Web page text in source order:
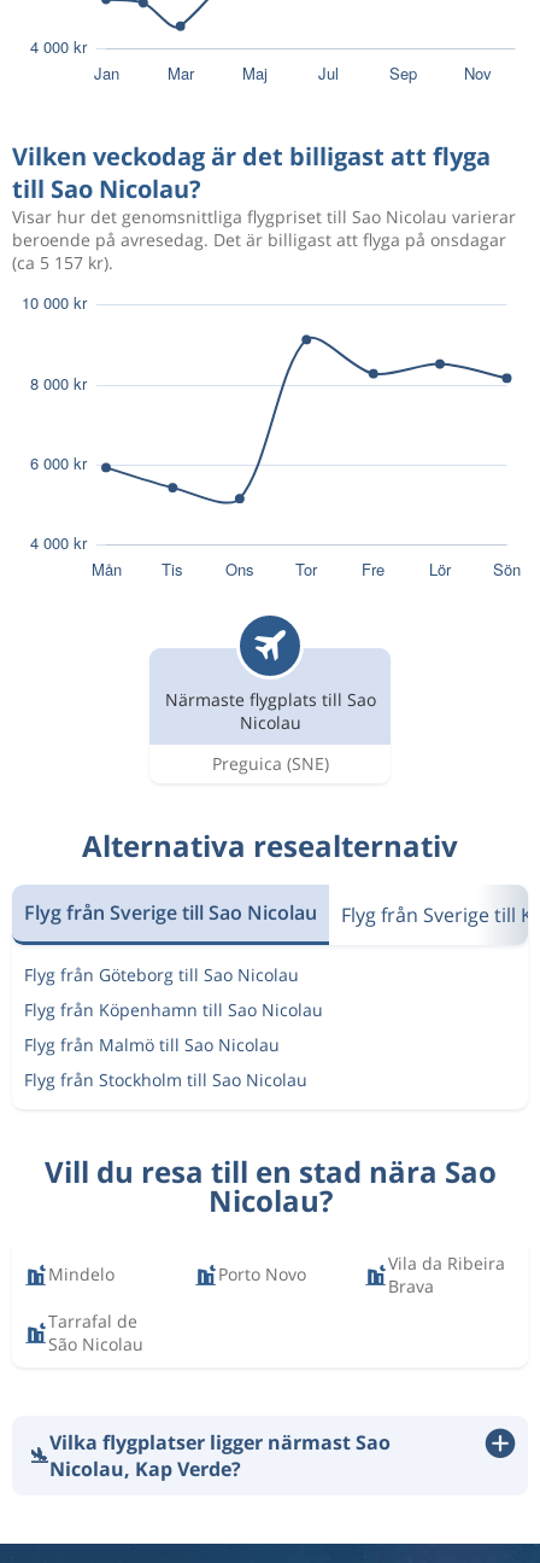
Vilken veckodag är det billigast att flyga
till Sao Nicolau?
Visar hur det genomsnittliga flygpriset till Sao Nicolau varierar
beroende på avresedag. Det är billigast att flyga på onsdagar
(ca 5 157 kr).
Närmaste flygplats till Sao
Nicolau
Preguica (SNE)
Alternativa resealternativ
Flyg från Sverige till Sao Nicolau Flyg från Sverige till
Flyg från Göteborg till Sao Nicolau
Flyg från Köpenhamn till Sao Nicolau
Flyg från Malmö till Sao Nicolau
Flyg från Stockholm till Sao Nicolau
Vill du resa till en stad nära Sao
Nicolau?
Mindelo Porto Novo
Vila da Ribeira
Brava
Tarrafal de
São Nicolau
🛬Vilka flygplatser ligger närmast Sao
Nicolau, Kap Verde?